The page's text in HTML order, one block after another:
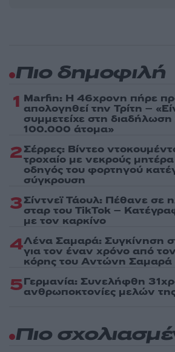
Πιο δημοφιλή
1 Marfin: Η 46χρονη πήρε
απολογηθεί την Τρίτη –
συμμετείχε στη διαδήλωση
100.000 άτομα»
2Σέρρες: Βίντεο
τροχαίο με νεκρούς
οδηγός του φορτηγού
σύγκρουση
3Σίντνεϊ Τάουλ: Πέθανε σε
σταρ του TikTok –
με τον καρκίνο
4Λένα Σαμαρά: Συγκίνηση
για τον έναν χρόνο από
κόρης του Αντώνη Σαμαρά
5Γερμανία: Συνελήφθη
ανθρωποκτονίες μελών
Πιο